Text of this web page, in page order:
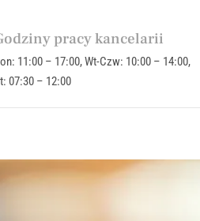
pracy kancelarii
11:00 – 17:00, Wt-Czw: 10:00 – 14:00,
07:30 – 12:00